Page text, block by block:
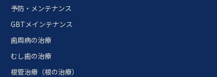
予防・メンテナンス
GBTメインテナンス
歯周病の治療
むし歯の治療
根管治療（根の治療）